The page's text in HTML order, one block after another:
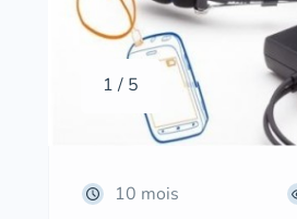
1 / 5
10 mois